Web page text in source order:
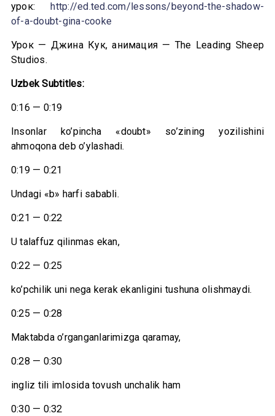
урок:http://ed.ted.com/lessons/beyond-the-shadow-
of-a-doubt-gina-cooke
Урок — Джина Кук, анимация — The Leading Sheep
Studios.
Uzbek Subtitles:
0:16 — 0:19
Insonlar ko’pincha «doubt» so’zining yozilishini
ahmoqona deb o’ylashadi.
0:19 — 0:21
Undagi «b» harfi sababli.
0:21 — 0:22
U talaffuz qilinmas ekan,
0:22 — 0:25
ko’pchilik uni nega kerak ekanligini tushuna olishmaydi.
0:25 — 0:28
Maktabda o’rganganlarimizga qaramay,
0:28 — 0:30
ingliz tili imlosida tovush unchalik ham
0:30 — 0:32